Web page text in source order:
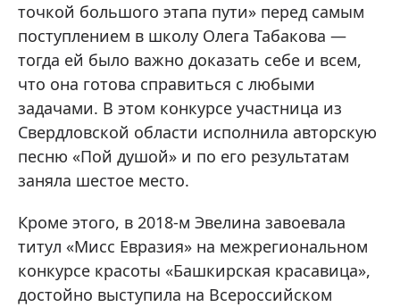
точкой большого этапа пути» перед самым
поступлением в школу Олега Табакова —
тогда ей было важно доказать себе и всем,
что она готова справиться с любыми
задачами. В этом конкурсе участница из
Свердловской области исполнила авторскую
песню «Пой душой» и по его результатам
заняла шестое место.
Кроме этого, в 2018-м Эвелина завоевала
титул «Мисс Евразия» на межрегиональном
конкурсе красоты «Башкирская красавица»,
достойно выступила на Всероссийском